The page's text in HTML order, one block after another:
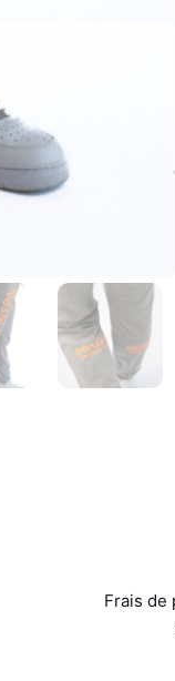
Frais de